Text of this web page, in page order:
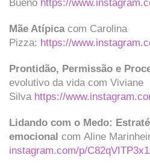
Bueno https://www.instagram.
Mãe Atípicacom Carolina
Pizza: https://www.instagram.
Prontidão, Permissão e
evolutivo da vida com Viviane
Silva https://www.instagram.
Lidando com o Medo:
emocional com Aline
instagram.com/p/